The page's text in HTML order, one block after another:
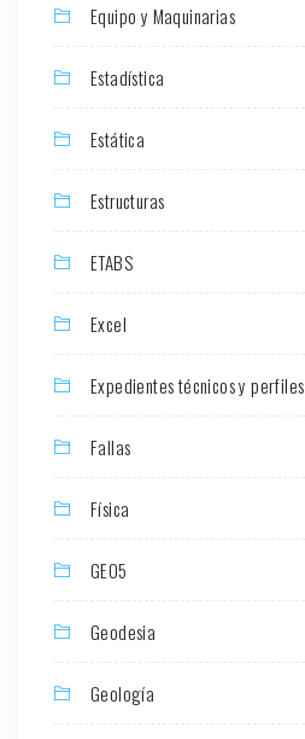
Equipo y Maquinarias
Estadística
Estática
Estructuras
ETABS
Excel
Expedientes técnicos y perfiles
Fallas
Física
GEO5
Geodesia
Geología